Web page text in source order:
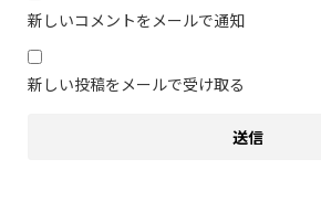
新しいコメントをメールで通知
新しい投稿をメールで受け取る